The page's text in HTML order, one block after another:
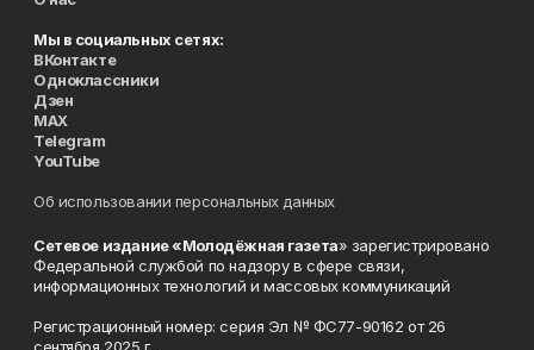
Мы в социальных сетях:
ВКонтакте
Одноклассники
Дзен
MAX
Telegram
YouTube
Об использовании персональных данных
Сетевое издание «Молодёжная газета» зарегистрировано
Федеральной службой по надзору в сфере связи,
информационных технологий и массовых коммуникаций
Регистрационный номер: серия Эл № ФС77-90162 от 26